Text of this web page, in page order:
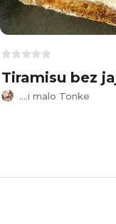
Tiramisu bez
....i malo Tonke